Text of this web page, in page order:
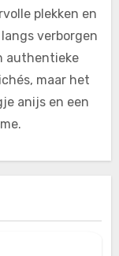
plekken en
verborgen
authentieke
maar het
anijs en een